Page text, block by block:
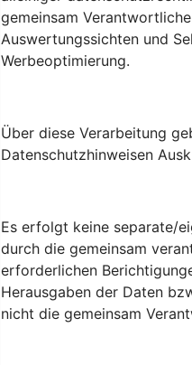
gemeinsam
Auswertungssichten und
Werbeoptimierung.
Über diese Verarbeitung
Datenschutzhinweisen
Es erfolgt keine separate/
durch die gemeinsam
erforderlichen
Herausgaben der Daten
nicht die gemeinsam